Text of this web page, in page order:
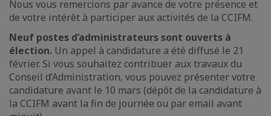
Nous vous remercions par avance de votre présence et
de votre intérêt à participer aux activités de la CCIFM.
Neuf postes d’administrateurs sont ouverts à
élection. Un appel à candidature a été diffusé le 21
février. Si vous souhaitez contribuer aux travaux du
Conseil d’Administration, vous pouvez présenter votre
candidature avant le 10 mars (dépôt de la candidature à
la CCIFM avant la fin de journée ou par email avant